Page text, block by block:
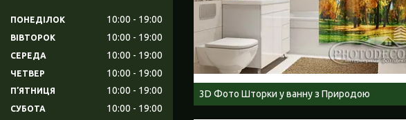
3D Фото Шторки у ванну з Природою
ПОНЕДІЛОК 10:00 19:00
ВІВТОРОК 10:00 19:00
СЕРЕДА 10:00 19:00
ЧЕТВЕР 10:00 19:00
ПʼЯТНИЦЯ 10:00 19:00
СУБОТА 10:00 19:00